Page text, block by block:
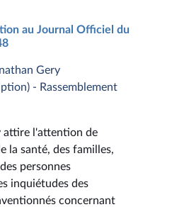
au Journal Officiel du
Gery
- Rassemblement
attire l'attention de
la santé, des familles,
personnes
inquiétudes des
concernant